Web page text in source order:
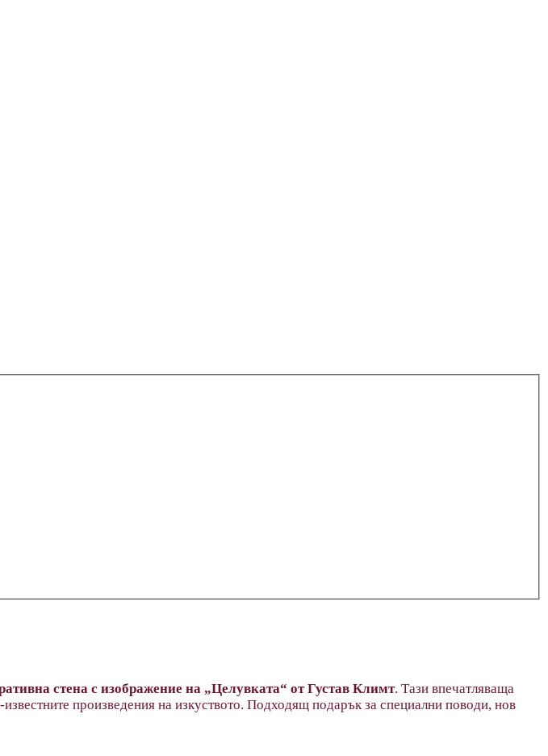
стена с изображение на „Целувката“ от Густав Климт. Тази впечатляваща
произведения на изкуството. Подходящ подарък за специални поводи, нов